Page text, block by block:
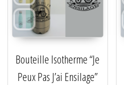
Bouteille Isotherme “Je
Peux Pas J’ai Ensilage”